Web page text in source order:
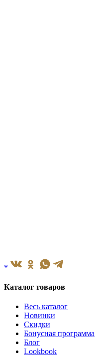
*
Каталог товаров
Весь каталог
Новинки
Скидки
Бонусная программа
Блог
Lookbook